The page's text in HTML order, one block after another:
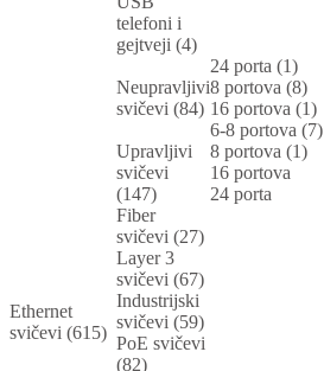
telefoni i
gejtveji (4)
Ethernet
svičevi (615)
Neupravljivi
svičevi (84)
24 porta (1)
8 portova (8)
16 portova (1)
6-8 portova (7)
Upravljivi
svičevi
(147)
8 portova (1)
16 portova
24 porta
Fiber
svičevi (27)
Layer 3
svičevi (67)
Industrijski
svičevi (59)
PoE svičevi
(82)